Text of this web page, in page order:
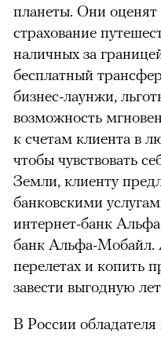
планеты. Они оценят
страхование
наличных за
бесплатный
бизнес-лаунжи,
возможность
к счетам клиента в
чтобы чувствовать
Земли, клиенту
банковскими
интернет-банк
банк Альфа-Мобайл.
перелетах и копить
завести выгодную
В России